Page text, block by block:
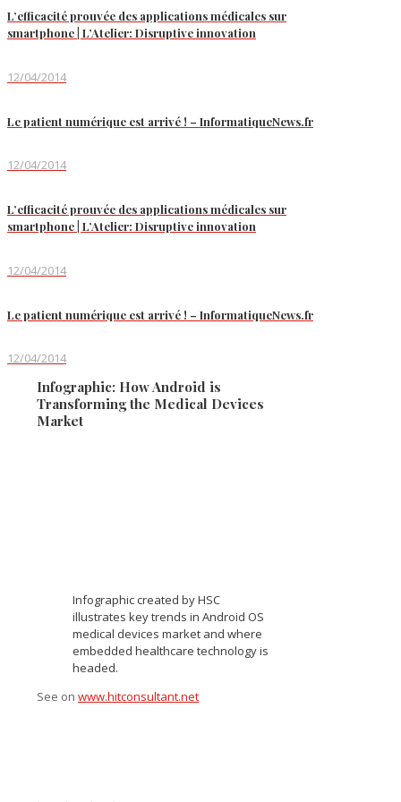
L’efficacité prouvée des applications médicales sur
smartphone | L’Atelier: Disruptive innovation
12/04/2014
Le patient numérique est arrivé ! – InformatiqueNews.fr
12/04/2014
L’efficacité prouvée des applications médicales sur
smartphone | L’Atelier: Disruptive innovation
12/04/2014
Le patient numérique est arrivé ! – InformatiqueNews.fr
12/04/2014
Infographic: How Android is
Transforming the Medical Devices
Market
Infographic created by HSC
illustrates key trends in Android OS
medical devices market and where
embedded healthcare technology is
headed.
See on www.hitconsultant.net